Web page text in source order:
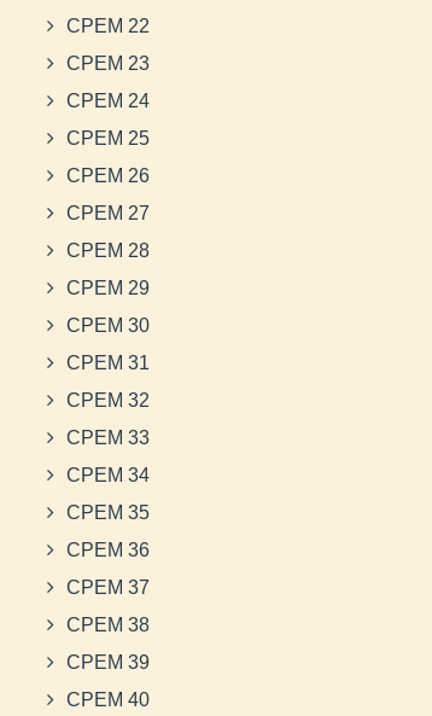
CPEM 22
CPEM 23
CPEM 24
CPEM 25
CPEM 26
CPEM 27
CPEM 28
CPEM 29
CPEM 30
CPEM 31
CPEM 32
CPEM 33
CPEM 34
CPEM 35
CPEM 36
CPEM 37
CPEM 38
CPEM 39
CPEM 40